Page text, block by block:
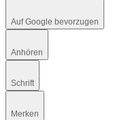
Auf Google bevorzugen
Anhören
Schrift
Merken